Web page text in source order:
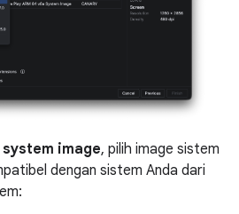
image, pilih image sistem
dengan sistem Anda dari